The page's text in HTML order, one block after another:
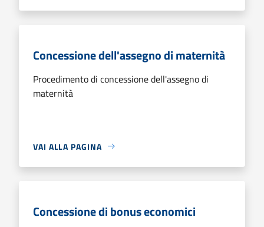
Concessione dell'assegno di maternità
Procedimento di concessione dell'assegno di
maternità
VAI ALLA PAGINA
Concessione di bonus economici